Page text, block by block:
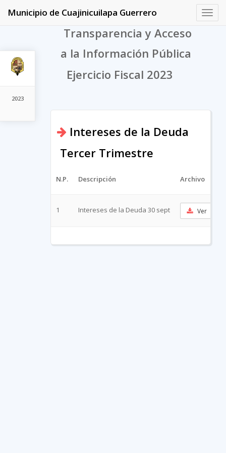
2023
Municipio de Cuajinicuilapa Guerrero
Transparencia y Acceso
a la Información Pública
Ejercicio Fiscal 2023
Intereses de la Deuda
Tercer Trimestre
N.P. Descripción Archivo
1 Intereses de la Deuda 30 sept Ver